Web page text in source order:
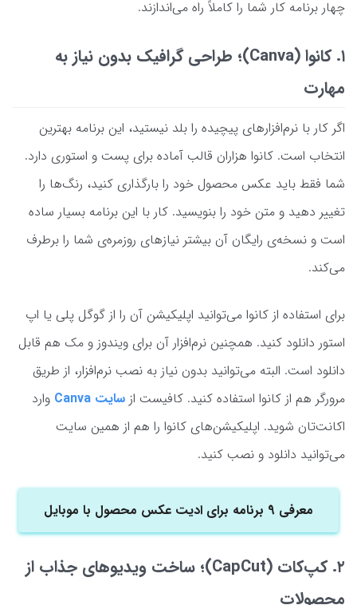
چهار برنامه‌ کار شما را کاملاً راه می‌اندازند.
۱. کانوا (Canva)؛ طراحی گرافیک بدون نیاز به
مهارت
اگر کار با نرم‌افزارهای پیچیده را بلد نیستید، این برنامه بهترین
انتخاب است. کانوا هزاران قالب آماده برای پست و استوری دارد.
شما فقط باید عکس محصول خود را بارگذاری کنید، رنگ‌ها را
تغییر دهید و متن خود را بنویسید. کار با این برنامه بسیار ساده
است و نسخه‌ی رایگان آن بیشتر نیازهای روزمره‌ی شما را برطرف
می‌کند.
برای استفاده از کانوا می‌توانید اپلیکیشن آن را از گوگل پلی یا اپ
استور دانلود کنید. همچنین نرم‌افزار آن برای ویندوز و مک هم قابل
دانلود است. البته می‌توانید بدون نیاز به نصب نرم‌افزار، از طریق
مرورگر هم از کانوا استفاده کنید. کافیست از سایت Canva
وارد
اکانت‌تان شوید. اپلیکیشن‌های کانوا را هم از همین سایت
می‌توانید دانلود و نصب کنید.
معرفی 9 برنامه برای ادیت عکس محصول با موبایل
۲. کپ‌کات (CapCut)؛ ساخت ویدیوهای جذاب از
محصولات